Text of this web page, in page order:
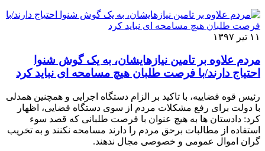
۱۱ تیر ۱۳۹۷
مردم علاوه بر تامین نیازهایشان، به یک گوش شنوا
احتیاج دارند/با فرصت طلبان هیچ مسامحه ای نباید کرد
رئیس قوه قضاییه، با تاکید بر الزام دستگاه اجرایی و همچنین همدلی
با دولت برای رفع مشکلات مردم از سوی دستگاه قضایی، اظهار
کرد: دادستان ها به هیچ عنوان با فرصت طلبانی که قصد سوء
استفاده از مطالبات برحق مردم را دارند مسامحه نکنند و به تخریب
گران اموال عمومی و خصوصی مجال ندهند.